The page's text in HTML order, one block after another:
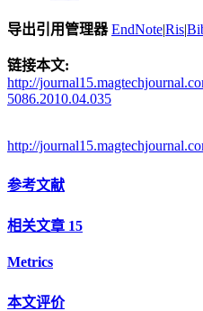
导出引用管理器 EndNote|Ris|
链接本文:
http://
5086.2010.04.035
http://
参考文献
相关文章 15
Metrics
本文评价